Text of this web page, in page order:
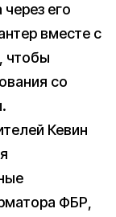
его
вместе с
чтобы
со
Кевин
ФБР,